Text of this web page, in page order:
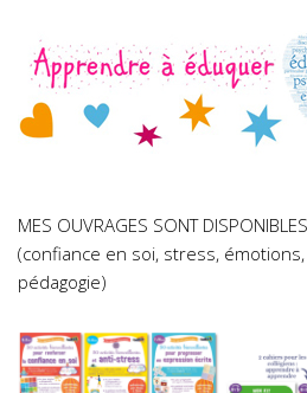
MES OUVRAGES SONT
(confiance en soi, stress,
pédagogie)